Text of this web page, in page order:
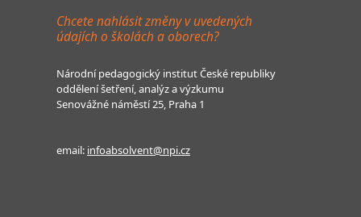
Chcete nahlásit změny v uvedených
údajích o školách a oborech?
Národní pedagogický institut České republiky
oddělení šetření, analýz a výzkumu
Senovážné náměstí 25, Praha 1
email: infoabsolvent@npi.cz